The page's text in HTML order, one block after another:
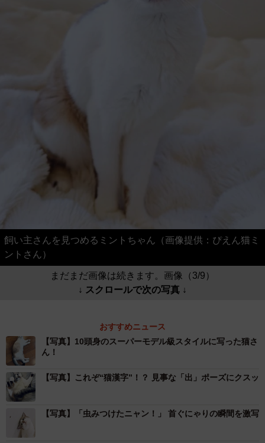
飼い主さんを見つめるミントちゃん（画像提供：ぴえん猫ミ
ントさん）
まだまだ画像は続きます。画像（3/9）
↓ スクロールで次の写真 ↓
おすすめニュース
【写真】10頭身のスーパーモデル級スタイルに写った猫さ
ん！
【写真】これぞ“猫漢字”！？ 見事な「出」ポーズにクスッ
【写真】「虫みつけたニャン！」 首ぐにゃりの瞬間を激写